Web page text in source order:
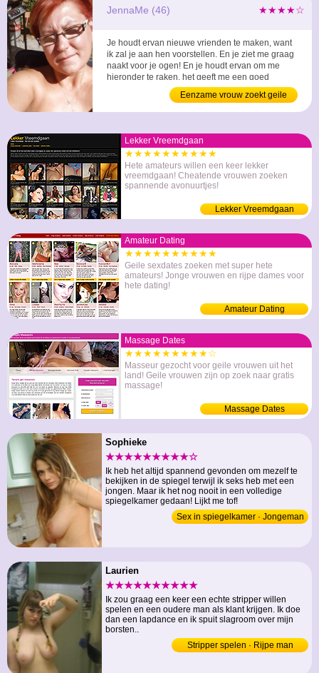
★★★★☆
JennaMe (46)
Je houdt ervan nieuwe vrienden te maken, want
ik zal je aan hen voorstellen. En je ziet me graag
naakt voor je ogen! En je houdt ervan om me
hieronder te raken, het geeft me een goed
Eenzame vrouw zoekt geile
relatie
Lekker Vreemdgaan
★★★★★★★★★★
Hete amateurs willen een keer lekker
vreemdgaan! Cheatende vrouwen zoeken
spannende avonuurtjes!
Lekker Vreemdgaan
Amateur Dating
★★★★★★★★★★
Geile sexdates zoeken met super hete
amateurs! Jonge vrouwen en rijpe dames voor
hete dating!
Amateur Dating
Massage Dates
★★★★★★★★★☆
Masseur gezocht voor geile vrouwen uit het
land! Geile vrouwen zijn op zoek naar gratis
massage!
Massage Dates
Sophieke
★★★★★★★★★☆
Ik heb het altijd spannend gevonden om mezelf te
bekijken in de spiegel terwijl ik seks heb met een
jongen. Maar ik het nog nooit in een volledige
spiegelkamer gedaan! Lijkt me tof!
Sex in spiegelkamer · Jongeman
Laurien
★★★★★★★★★★
Ik zou graag een keer een echte stripper willen
spelen en een oudere man als klant krijgen. Ik doe
dan een lapdance en ik spuit slagroom over mijn
borsten..
Stripper spelen · Rijpe man